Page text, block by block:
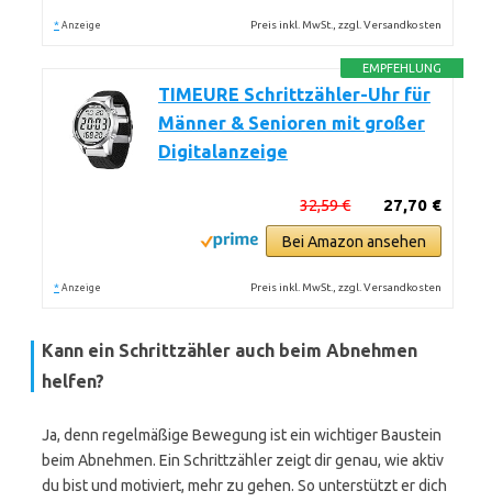
* Anzeige Preis inkl. MwSt., zzgl. Versandkosten
EMPFEHLUNG
TIMEURE Schrittzähler-Uhr für
Männer & Senioren mit großer
Digitalanzeige
27,70 €
32,59 €
Bei Amazon ansehen
* Anzeige Preis inkl. MwSt., zzgl. Versandkosten
Kann ein Schrittzähler auch beim Abnehmen
helfen?
Ja, denn regelmäßige Bewegung ist ein wichtiger Baustein
beim Abnehmen. Ein Schrittzähler zeigt dir genau, wie aktiv
du bist und motiviert, mehr zu gehen. So unterstützt er dich